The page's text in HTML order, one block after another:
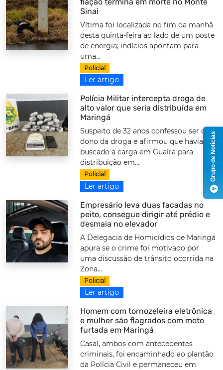
Sinai
Vítima foi localizada no fim da manhã
desta quinta-feira ao lado de um poste
de energia; indícios apontam para
uma...
Policial
Ler artigo
Polícia Militar intercepta droga de
alto valor que seria distribuída em
Maringá
Suspeito de 32 anos confessou ser o
dono da droga e afirmou que havia
buscado a carga em Guaíra para
distribuição em...
Policial
Ler artigo
Empresário leva duas facadas no
peito, consegue dirigir até prédio e
desmaia no elevador
A Delegacia de Homicídios de Maringá
apura se o crime foi motivado por
uma discussão de trânsito ocorrida na
Zona...
Policial
Ler artigo
Homem com tornozeleira eletrônica
e mulher são flagrados com moto
furtada em Maringá
Casal, ambos com antecedentes
criminais, foi encaminhado ao plantão
da Polícia Civil e permaneceu em
Grupo de Notícias